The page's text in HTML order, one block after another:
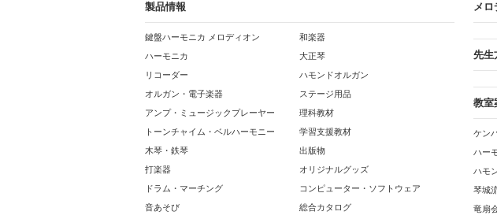
製品情報
鍵盤ハーモニカ メロディオン
ハーモニカ
リコーダー
オルガン・電子楽器
アンプ・ミュージックプレーヤー
トーンチャイム・ベルハーモニー
木琴・鉄琴
打楽器
ドラム・マーチング
音あそび
和楽器
大正琴
ハモンドオルガン
ステージ用品
理科教材
学習支援教材
出版物
オリジナルグッズ
コンピューター・ソフトウェア
総合カタログ
メロ
先生
教室
ケン
ハー
ハモ
琴城
竜扇